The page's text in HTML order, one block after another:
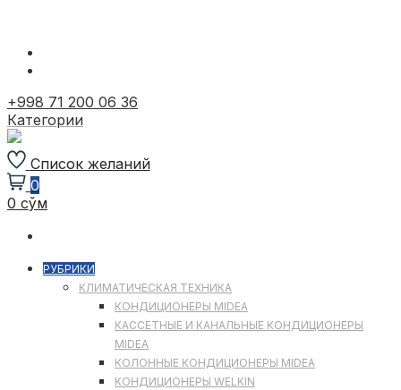
Перейти
+998 71 200 06 36
Категории
Список желаний
0
0 сўм
РУБРИКИ
КЛИМАТИЧЕСКАЯ ТЕХНИКА
КОНДИЦИОНЕРЫ MIDEA
КАССЕТНЫЕ И КАНАЛЬНЫЕ КОНДИЦИОНЕРЫ
MIDEA
КОЛОННЫЕ КОНДИЦИОНЕРЫ MIDEA
КОНДИЦИОНЕРЫ WELKIN